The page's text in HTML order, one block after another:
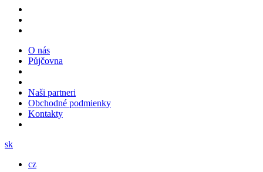
O nás
Půjčovna
Naši partneri
Obchodné podmienky
Kontakty
sk
cz